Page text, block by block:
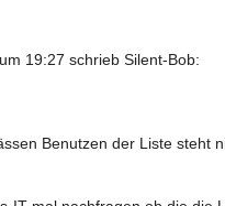
19:27 schrieb Silent-Bob:
Benutzen der Liste steht